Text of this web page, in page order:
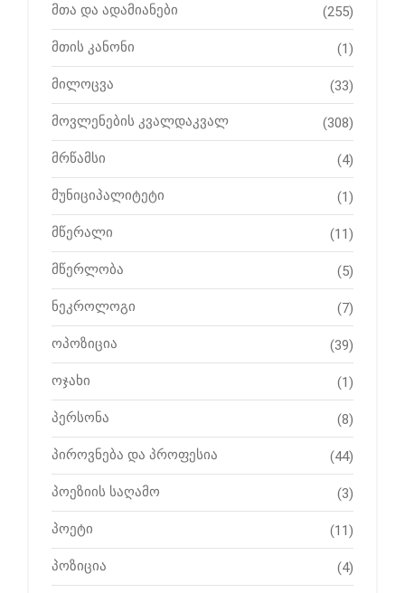
მთა და ადამიანები (255)
მთის კანონი (1)
მილოცვა (33)
მოვლენების კვალდაკვალ (308)
მრწამსი (4)
მუნიციპალიტეტი (1)
მწერალი (11)
მწერლობა (5)
ნეკროლოგი (7)
ოპოზიცია (39)
ოჯახი (1)
პერსონა (8)
პიროვნება და პროფესია (44)
პოეზიის საღამო (3)
პოეტი (11)
პოზიცია (4)